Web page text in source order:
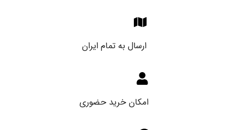
ارسال به تمام ایران
امکان خرید حضوری